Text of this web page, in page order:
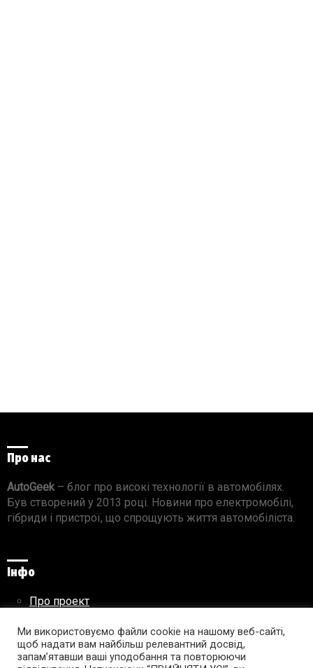
Про нас
AutoGeek– блог про високі технології в автомобілях.
Був створений у 2013 році. Новини про електромобілі,
гібриди і пристрої, що спрощують життя автомобіліста.
Інфо
Про проект
Правила використання матеріалів
Ми використовуємо файли cookie на нашому веб-сайті,
щоб надати вам найбільш релевантний досвід,
запам’ятавши ваші уподобання та повторюючи